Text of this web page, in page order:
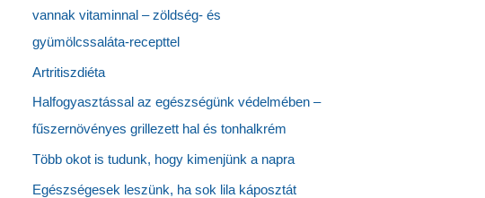
vannak vitaminnal – zöldség- és
gyümölcssaláta-recepttel
Artritiszdiéta
Halfogyasztással az egészségünk védelmében –
fűszernövényes grillezett hal és tonhalkrém
Több okot is tudunk, hogy kimenjünk a napra
Egészségesek leszünk, ha sok lila káposztát